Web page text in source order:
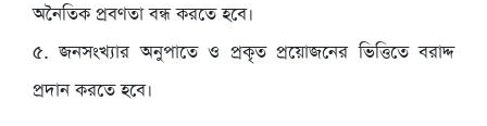
অনৈতিক প্রবণতা বন্ধ করতে হবে।
৫. জনসংখ্যার অনুপাতে ও প্রকৃত প্রয়োজনের ভিত্তিতে বরাদ্দ
প্রদান করতে হবে।